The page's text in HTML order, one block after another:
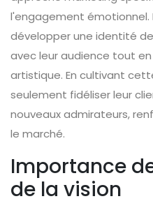
l'engagement émotionnel.
développer une identité
avec leur audience tout
artistique. En cultivant
seulement fidéliser leur
nouveaux admirateurs,
le marché.
Importance
de la vision